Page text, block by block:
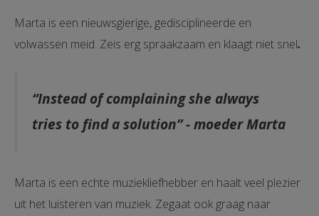
Marta is een nieuwsgierige, gedisciplineerde en
volwassen meid. Zeis erg spraakzaam en klaagt niet snel.
“Instead of complaining she always
tries to find a solution” - moeder Marta
Marta is een echte muziekliefhebber en haalt veel plezier
uit het luisteren van muziek. Zegaat ook graag naar